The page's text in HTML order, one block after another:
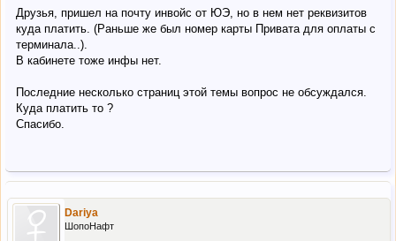
Друзья, пришел на почту инвойс от ЮЭ, но в нем нет реквизитов
куда платить. (Раньше же был номер карты Привата для оплаты с
терминала..).
В кабинете тоже инфы нет.
Последние несколько страниц этой темы вопрос не обсуждался.
Куда платить то ?
Спасибо.
Dariya
ШопоНафт